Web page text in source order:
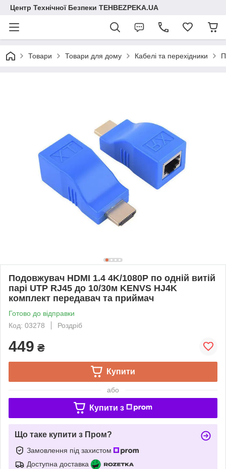
Центр Технічної Безпеки TEHBEZPEKA.UA
Товари Товари для дому Кабелі та перехідники
Подовжувач HDMI 1.4 4K/1080P по одній витій
парі UTP RJ45 до 10/30м KENVS HJ4K
комплект передавач та приймач
Готово до відправки
Код: 03278
Роздріб
449 ₴
Купити
або
Купити з
Що таке купити з Пром?
Замовлення під захистом
Доступна доставка